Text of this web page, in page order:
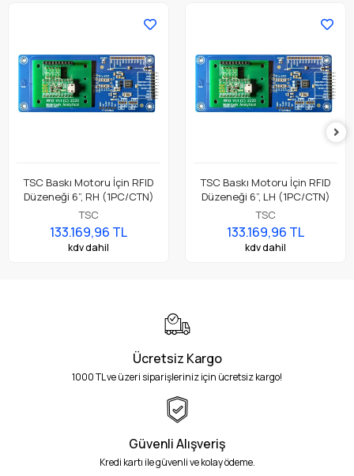
TSC Baskı Motoru İçin RFID
Düzeneği 6”, RH (1PC/CTN)
TSC
133.169,96 TL
kdv dahil
TSC Baskı Motoru İçin RFID
Düzeneği 6”, LH (1PC/CTN)
TSC
133.169,96 TL
kdv dahil
Ücretsiz Kargo
1000 TL ve üzeri siparişleriniz için ücretsiz kargo!
Güvenli Alışveriş
Kredi kartı ile güvenli ve kolay ödeme.